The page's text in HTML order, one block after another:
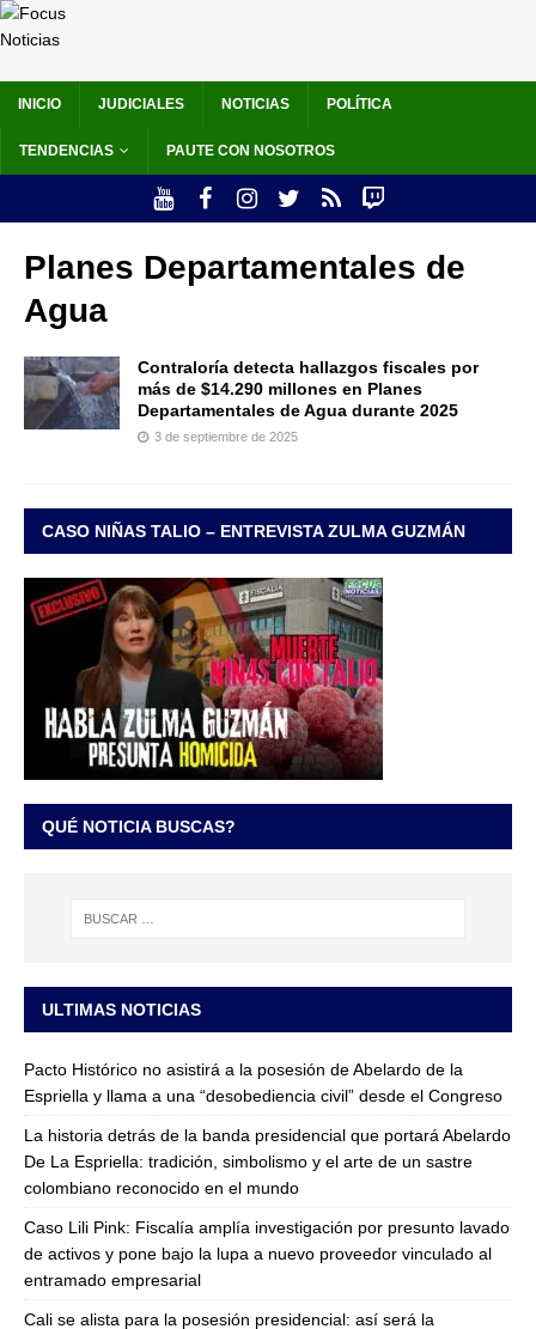
INICIO JUDICIALES NOTICIAS POLÍTICA
TENDENCIAS PAUTE CON NOSOTROS
Planes Departamentales de
Agua
Contraloría detecta hallazgos fiscales por
más de $14.290 millones en Planes
Departamentales de Agua durante 2025
3 de septiembre de 2025
CASO NIÑAS TALIO – ENTREVISTA ZULMA GUZMÁN
QUÉ NOTICIA BUSCAS?
ULTIMAS NOTICIAS
Pacto Histórico no asistirá a la posesión de Abelardo de la
Espriella y llama a una “desobediencia civil” desde el Congreso
La historia detrás de la banda presidencial que portará Abelardo
De La Espriella: tradición, simbolismo y el arte de un sastre
colombiano reconocido en el mundo
Caso Lili Pink: Fiscalía amplía investigación por presunto lavado
de activos y pone bajo la lupa a nuevo proveedor vinculado al
entramado empresarial
Cali se alista para la posesión presidencial: así será la